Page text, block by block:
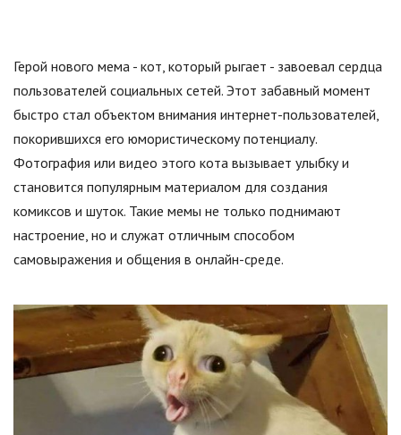
Герой нового мема - кот, который рыгает - завоевал сердца
пользователей социальных сетей. Этот забавный момент
быстро стал объектом внимания интернет-пользователей,
покорившихся его юмористическому потенциалу.
Фотография или видео этого кота вызывает улыбку и
становится популярным материалом для создания
комиксов и шуток. Такие мемы не только поднимают
настроение, но и служат отличным способом
самовыражения и общения в онлайн-среде.